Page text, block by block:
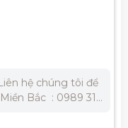
hệ chúng tôi để
Bắc : 0989 310